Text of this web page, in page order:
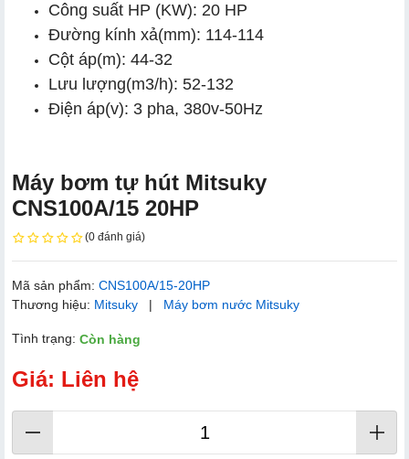
Công suất HP (KW): 20 HP
Đường kính xả(mm): 114-114
Cột áp(m): 44-32
Lưu lượng(m3/h): 52-132
Điện áp(v): 3 pha, 380v-50Hz
Máy bơm tự hút Mitsuky
CNS100A/15 20HP
(0 đánh giá)
Mã sản phẩm: CNS100A/15-20HP
Thương hiệu: Mitsuky | Máy bơm nước Mitsuky
Tình trạng: Còn hàng
Giá: Liên hệ